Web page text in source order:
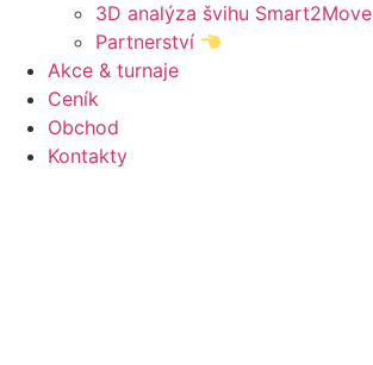
3D analýza švihu Smart2Move
Partnerství
Akce & turnaje
Ceník
Obchod
Kontakty